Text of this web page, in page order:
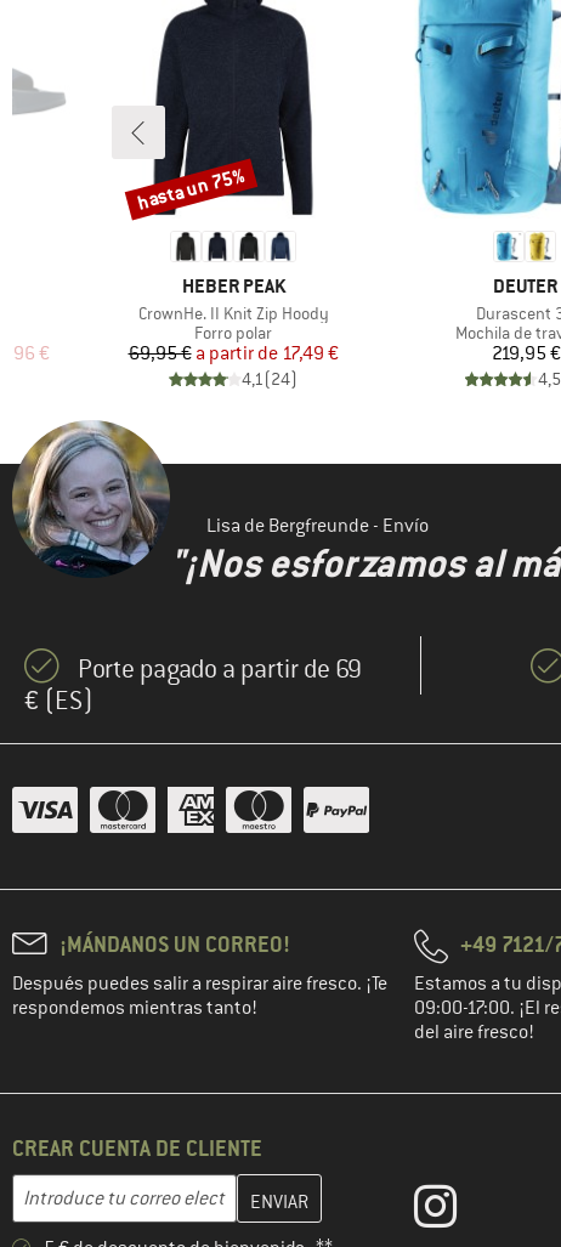
€
MARCA
HEBER PEAK
Artículo
CrownHe. II Knit Zip Hoody
Product group
Forro polar
Precio
69,95 € Precio reducido
a partir de 17,49 €
4,1(24)
Descuento
hasta un 75%
MARCA
DEUTER
Artículo
Durascent
Product group
Mochila de
Precio
219,95 €
4,5
Lisa de Bergfreunde - Envío
"¡Nos esforzamos al
Porte pagado a partir de 69
€ (ES)
¡MÁNDANOS UN CORREO!
Después puedes salir a respirar aire fresco. ¡Te
respondemos mientras tanto!
+49 7121/
Estamos a tu
09:00-17:00. ¡El
del aire fresco!
CREAR CUENTA DE CLIENTE
Dirección de correo electrónico
Introduce aquí tu dirección de correo electrónico y crea tu cuenta